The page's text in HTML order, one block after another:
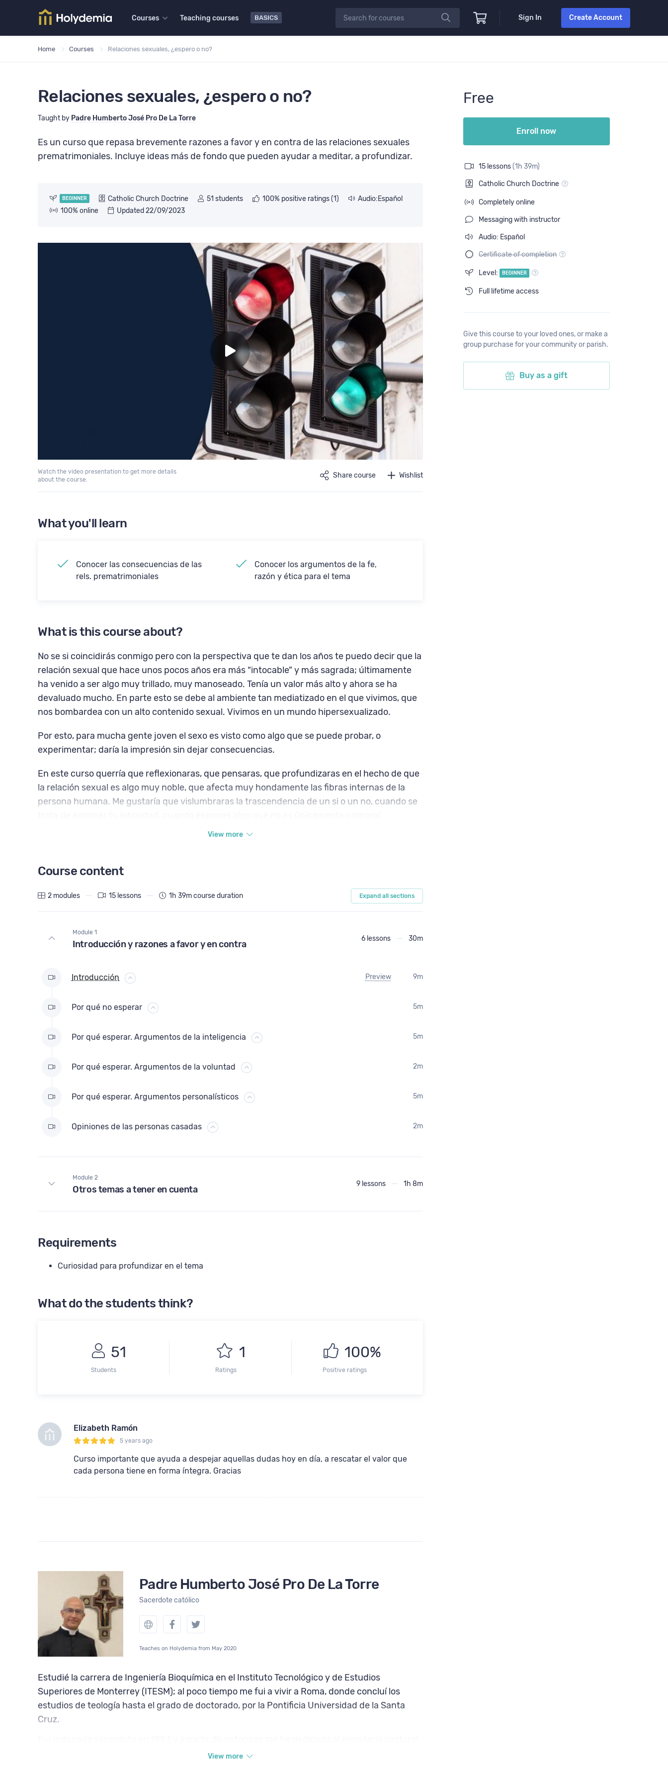
Courses Teaching courses BASICS Sign In Create Account
Home Courses Relaciones sexuales, ¿espero o no?
Catholic Church Doctrine 51 students
Relaciones sexuales, ¿espero o no?
Taught by Padre Humberto José Pro De La Torre
Es un curso que repasa brevemente razones a favor y en contra de las relaciones sexuales
prematrimoniales. Incluye ideas más de fondo que pueden ayudar a meditar, a profundizar.
BEGINNER Catholic Church Doctrine 51 students 100% positive ratings (1)
Audio:Español
100% online
Updated 22/09/2023
Watch the video presentation to get more details
about the course.
Share course Wishlist
What you'll learn
Conocer las consecuencias de las
rels. prematrimoniales
Conocer los argumentos de la fe,
razón y ética para el tema
What is this course about?
No se si coincidirás conmigo pero con la perspectiva que te dan los años te puedo decir que la
relación sexual que hace unos pocos años era más “intocable” y más sagrada; últimamente
ha venido a ser algo muy trillado, muy manoseado. Tenía un valor más alto y ahora se ha
devaluado mucho. En parte esto se debe al ambiente tan mediatizado en el que vivimos, que
nos bombardea con un alto contenido sexual. Vivimos en un mundo hipersexualizado.
Por esto, para mucha gente joven el sexo es visto como algo que se puede probar, o
experimentar; daría la impresión sin dejar consecuencias.
En este curso querría que reflexionaras, que pensaras, que profundizaras en el hecho de que
la relación sexual es algo muy noble, que afecta muy hondamente las fibras internas de la
persona humana. Me gustaría que vislumbraras la trascendencia de un si o un no, cuando se
En este curso te expongo razones a favor de la relación sexual prematrimonial y razones en
los sentimientos que se derivan de la relación tanto dentro como fuera del matrimonio;
otras ideas y conceptos a tener en cuenta para la toma de esta decisión;
te hayas detenido a considerar.
grandeza de lo que entraña un acto que hoy en día se presenta como algo muy trivial pero
Te invito a recorrer un camino tal vez breve pero que quiero que te deje pensando.
Este curso está dirigido a adolescentes y adultos, tanto a personas que puedan estar
alguna luz para las personas a las que quieren ayudar.
View more
Course content
2 modules 15 lessons 1h 39m course duration Expand all sections
Module 1
Introducción y razones a favor y en contra 6 lessons 30m
Introducción Preview 9m
Por qué no esperar 5m
Por qué esperar. Argumentos de la inteligencia 5m
Por qué esperar. Argumentos de la voluntad 2m
Por qué esperar. Argumentos personalísticos 5m
Opiniones de las personas casadas 2m
Module 2
Otros temas a tener en cuenta 9 lessons 1h 8m
Requirements
Curiosidad para profundizar en el tema
What do the students think?
51
Students
1
Ratings
100%
Positive ratings
Elizabeth Ramón
5 years ago
Curso importante que ayuda a despejar aquellas dudas hoy en día, a rescatar el valor que
cada persona tiene en forma íntegra. Gracias
Padre Humberto José Pro De La Torre
Sacerdote católico
Teaches on Holydemia from May 2020
Estudié la carrera de Ingeniería Bioquímica en el Instituto Tecnológico y de Estudios
Superiores de Monterrey (ITESM); al poco tiempo me fui a vivir a Roma, donde concluí los
estudios de teología hasta el grado de doctorado, por la Pontificia Universidad de la Santa
Cruz.
View more
Free
Enroll now
15 lessons(1h 39m)
Catholic Church Doctrine
Completely online
Messaging with instructor
Audio: Español
Certificate of completion
Level: BEGINNER
Full lifetime access
Give this course to your loved ones, or make a
group purchase for your community or parish.
Buy as a gift